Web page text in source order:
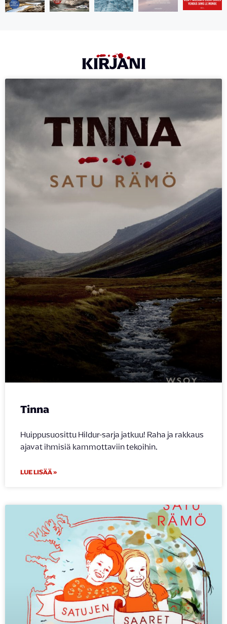
KIRJANI
Tinna
Huippusuosittu Hildur-sarja jatkuu! Raha ja rakkaus
ajavat ihmisiä kammottaviin tekoihin.
LUE LISÄÄ »